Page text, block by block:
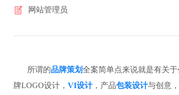
网站管理员
所谓的品牌策划全案简单点来说就是有关
牌LOGO设计， VI设计，产品包装设计与创意